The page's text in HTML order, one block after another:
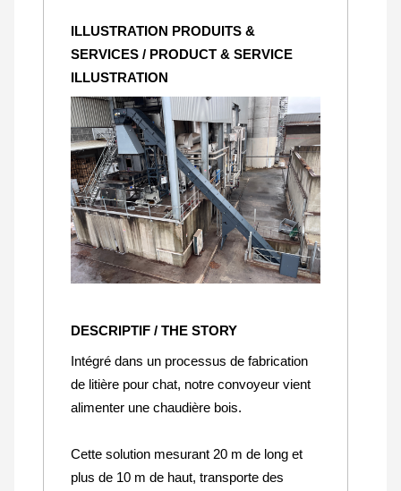
ILLUSTRATION PRODUITS &
SERVICES / PRODUCT & SERVICE
ILLUSTRATION
DESCRIPTIF / THE STORY
Intégré dans un processus de fabrication
de litière pour chat, notre convoyeur vient
alimenter une chaudière bois.
Cette solution mesurant 20 m de long et
plus de 10 m de haut, transporte des